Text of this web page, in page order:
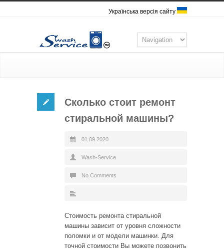
Українська версія сайту
Сколько стоит ремонт
стиральной машины?
01.09.2020
Wash-Service
No Comments
Стоимость ремонта стиральной
машины зависит от уровня сложности
поломки и от модели машинки. Для
точной стоимости Вы можете позвонить